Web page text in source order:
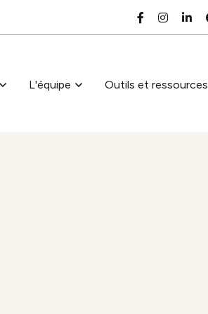
L'équipe Outils et ressources